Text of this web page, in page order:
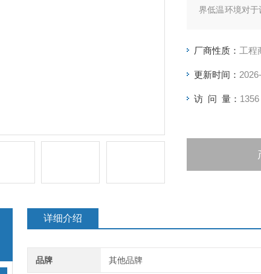
界低温环境对
厂商性质： 工程
更新时间：
访 问 量： 1356
详细介绍
品牌 其他品牌